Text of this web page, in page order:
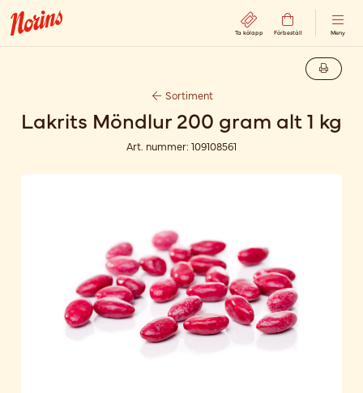
Ta kölapp Förbeställ Meny
Sortiment
Lakrits Möndlur 200 gram alt 1 kg
Art. nummer: 109108561